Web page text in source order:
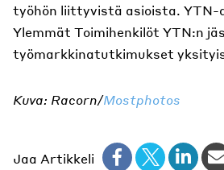
työhön liittyvistä asioista. YTN-
Ylemmät Toimihenkilöt YTN:n
työmarkkinatutkimukset
Kuva: Racorn/Mostphotos
Jaa Artikkeli